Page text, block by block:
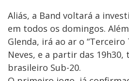
Aliás, a Band voltará a
em todos os domingos.
Glenda, irá ao ar o
Neves, e a partir das 19h30,
brasileiro Sub-20.